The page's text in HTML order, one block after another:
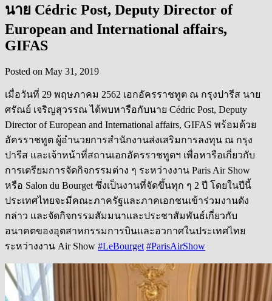
นาย Cédric Post, Deputy Director of
European and International affairs,
GIFAS
Posted on May 31, 2019
เมื่อวันที่ 29 พฤษภาคม 2562 เอกอัครราชทูต ณ กรุงปารีส นาย
ศรัณย์ เจริญสุวรรณ ได้พบหารือกับนาย Cédric Post, Deputy
Director of European and International affairs, GIFAS พร้อมด้วย
อัครราชทูต ผู้อำนวยการสำนักงานส่งเสริมการลงทุน ณ กรุง
ปารีส และเจ้าหน้าที่สถานเอกอัครราชทูตฯ เพื่อหารือเกี่ยวกับ
การเตรียมการจัดกิจกรรมต่าง ๆ ระหว่างงาน Paris Air Show
หรือ Salon du Bourget ซึ่งเป็นงานที่จัดขึ้นทุก ๆ 2 ปี โดยในปีนี้
ประเทศไทยจะมีคณะภาครัฐและภาคเอกชนเข้าร่วมงานดัง
กล่าว และจัดกิจกรรมสัมมนาและประชาสัมพันธ์เกี่ยวกับ
อนาคตของอุตสาหกรรมการบินและอวกาศในประเทศไทย
ระหว่างงาน Air Show #LeBourget #ParisAirShow